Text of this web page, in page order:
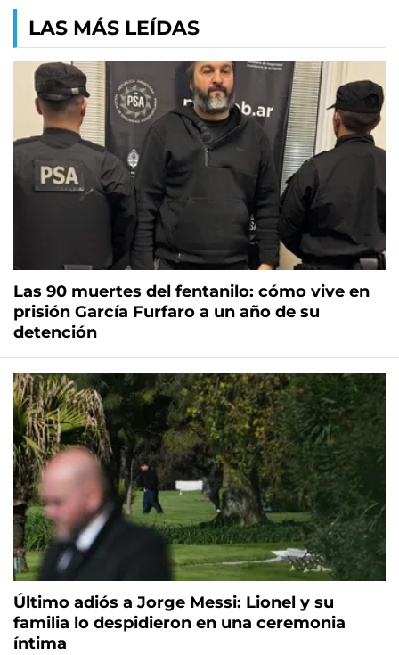
LAS MÁS LEÍDAS
Las 90 muertes del fentanilo: cómo vive en
prisión García Furfaro a un año de su
detención
Último adiós a Jorge Messi: Lionel y su
familia lo despidieron en una ceremonia
íntima